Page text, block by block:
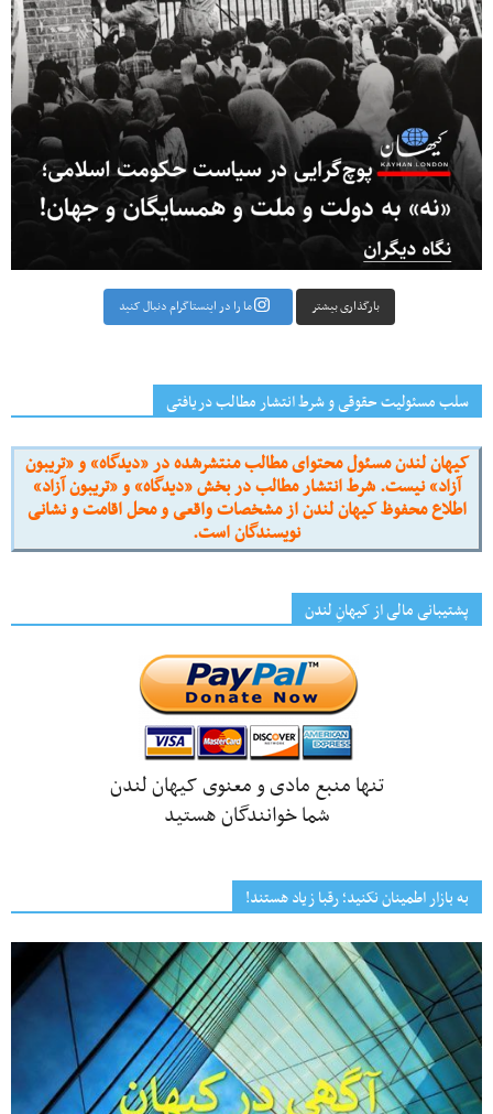
بارگذاری بیشتر ما را در اینستاگرام دنبال کنید
سلب مسئولیت حقوقی و شرط انتشار مطالب دریافتی
کیهان لندن مسئول محتوای مطالب منتشرشده در «دیدگاه» و «تریبون
آزاد» نیست. شرط انتشار مطالب در بخش «دیدگاه» و «تریبون آزاد»
اطلاع محفوظ کیهان لندن از مشخصات واقعی و محل اقامت و نشانی
نویسندگان است.
پشتیبانی مالی از کیهانِ لندن
تنها منبع مادی و معنوی کیهان لندن
شما خوانندگان هستید
به بازار اطمینان نکنید؛ رقبا زیاد هستند!